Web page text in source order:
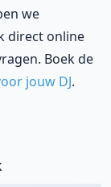
we
direct online
Boek de
jouw DJ.